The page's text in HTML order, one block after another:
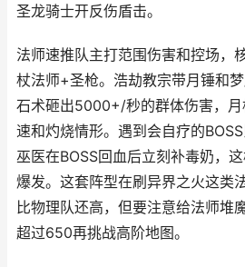
圣龙骑士开反伤盾击。
法师速推队主打范围伤害和控场，
杖法师+圣枪。浩劫教宗带月锤和
石术砸出5000+/秒的群体伤害，
速和灼烧情形。遇到会自疗的
巫医在BOSS回血后立刻补毒奶，
爆发。这套阵型在刷异界之火这类
比物理队还高，但要注意给法师堆
超过650再挑战高阶地图。